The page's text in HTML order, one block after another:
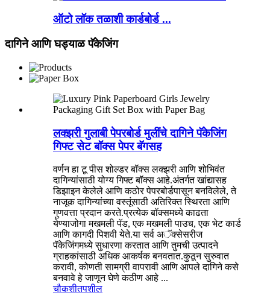
ऑटो लॉक तळाशी कार्डबोर्ड ...
दागिने आणि घड्याळ पॅकेजिंग
लक्झरी गुलाबी पेपरबोर्ड मुलींचे दागिने पॅकेजिंग
गिफ्ट सेट बॉक्स पेपर बॅगसह
वर्णन हा टू पीस शोल्डर बॉक्स लक्झरी आणि शोभिवंत
दागिन्यांसाठी योग्य गिफ्ट बॉक्स आहे.अंतर्गत खांद्यासह
डिझाइन केलेले आणि कठोर पेपरबोर्डपासून बनविलेले, ते
नाजूक दागिन्यांच्या वस्तूंसाठी अतिरिक्त स्थिरता आणि
गुणवत्ता प्रदान करते.प्रत्येक बॉक्समध्ये काढता
येण्याजोगा मखमली पॅड, एक मखमली पाउच, एक भेट कार्ड
आणि कागदी पिशवी येते.या सर्व अॅक्सेसरीज
पॅकेजिंगमध्ये सुधारणा करतात आणि तुमची उत्पादने
ग्राहकांसाठी अधिक आकर्षक बनवतात.कुठून सुरुवात
करावी, कोणती सामग्री वापरावी आणि आपले दागिने कसे
बनवावे हे जाणून घेणे कठीण आहे ...
चौकशीतपशील